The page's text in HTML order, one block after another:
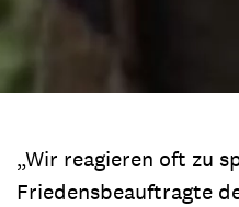
„Wir reagieren oft zu
Friedensbeauftragte